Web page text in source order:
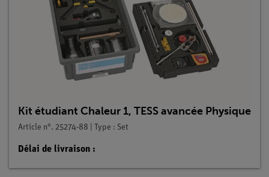
Kit étudiant Chaleur 1, TESS avancée Physique
Article n°. 25274-88 | Type : Set
Délai de livraison :